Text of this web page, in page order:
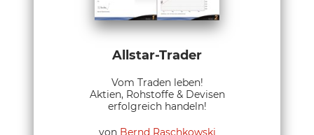
Allstar-Trader
Vom Traden leben!
Aktien, Rohstoffe & Devisen
erfolgreich handeln!
von Bernd Raschkowski